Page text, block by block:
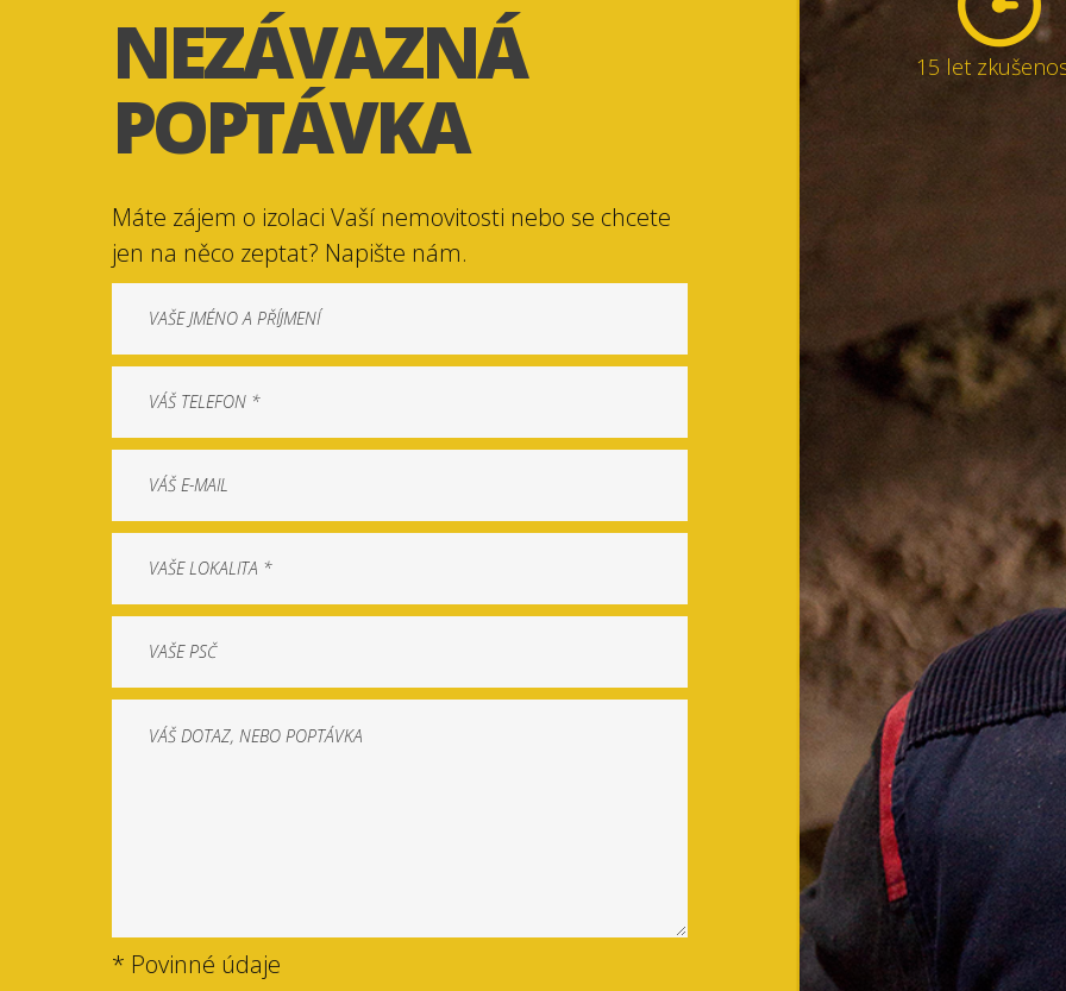
NEZÁVAZNÁ
POPTÁVKA
Máte zájem o izolaci Vaší nemovitosti nebo se chcete
jen na něco zeptat? Napište nám.
* Povinné údaje
15 let